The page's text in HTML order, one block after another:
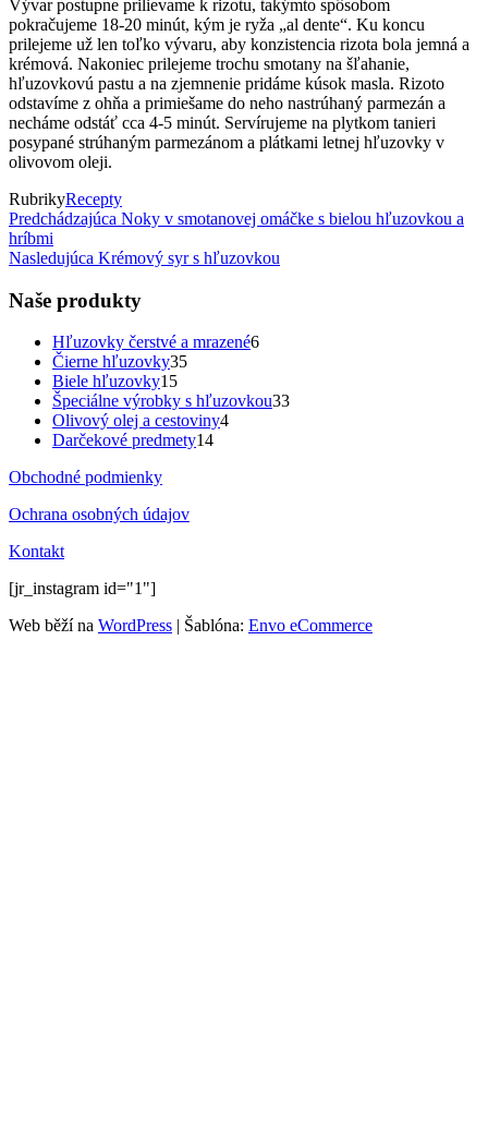
Vývar postupne prilievame k rizotu, takýmto spôsobom
pokračujeme 18-20 minút, kým je ryža „al dente“. Ku koncu
prilejeme už len toľko vývaru, aby konzistencia rizota bola jemná a
krémová. Nakoniec prilejeme trochu smotany na šľahanie,
hľuzovkovú pastu a na zjemnenie pridáme kúsok masla. Rizoto
odstavíme z ohňa a primiešame do neho nastrúhaný parmezán a
necháme odstáť cca 4-5 minút. Servírujeme na plytkom tanieri
posypané strúhaným parmezánom a plátkami letnej hľuzovky v
olivovom oleji.
RubrikyRecepty
Navigácia
v
Predchádzajúci
príspevok
Predchádzajúca Noky v smotanovej omáčke s bielou hľuzovkou a
hríbmi
Nasledujúci
Nasledujúca Krémový syr s hľuzovkou
Naše produkty
Hľuzovky čerstvé a mrazené66
Čierne hľuzovky3535
Biele hľuzovky1515
produktov
Špeciálne výrobky s hľuzovkou3333
Olivový olej a cestoviny44
Darčekové predmety1414
Obchodné podmienky
Ochrana osobných údajov
Kontakt
[jr_instagram id="1"]
Web běží na WordPress | Šablóna: Envo eCommerce